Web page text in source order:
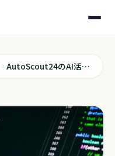
AutoScout24のAI活用が示す「次の勝者」の見極め方